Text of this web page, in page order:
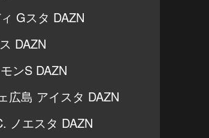
Gスタ DAZN
DAZN
ンS DAZN
広島 アイスタ DAZN
ノエスタ DAZN